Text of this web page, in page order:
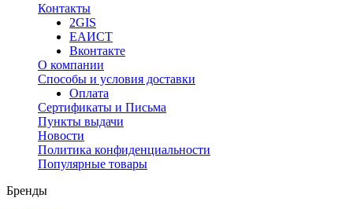
Контакты
2GIS
ЕАИСТ
Вконтакте
О компании
Способы и условия доставки
Оплата
Сертификаты и Письма
Пункты выдачи
Новости
Политика конфиденциальности
Популярные товары
Бренды